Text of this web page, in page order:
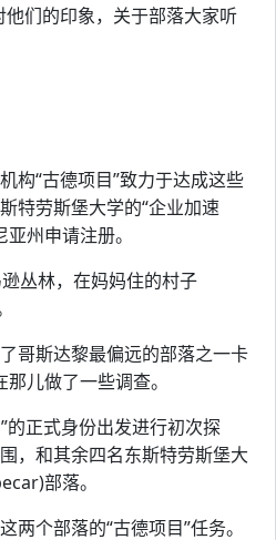
们的印象，关于部落大家听
构“古德项目”致力于达成这些
特劳斯堡大学的“企业加速
州申请注册。
丛林，在妈妈住的村子
哥斯达黎最偏远的部落之一卡
儿做了一些调查。
的正式身份出发进行初次探
，和其余四名东斯特劳斯堡大
部落。
两个部落的“古德项目”任务。